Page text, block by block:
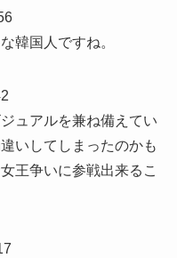
韓国人ですね。
ュアルを兼ね備えてい
いしてしまったのかも
王争いに参戦出来るこ